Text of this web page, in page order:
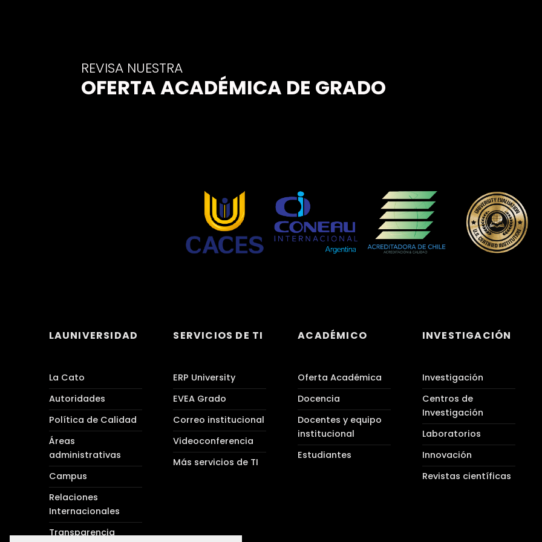
REVISA NUESTRA
OFERTA ACADÉMICA DE GRADO
LAUNIVERSIDAD
La Cato
Autoridades
Política de Calidad
Áreas
administrativas
Campus
Relaciones
Internacionales
Transparencia
SERVICIOS DE TI
ERP University
EVEA Grado
Correo institucional
Videoconferencia
Más servicios de TI
ACADÉMICO
Oferta Académica
Docencia
Docentes y equipo
institucional
Estudiantes
INVESTIGACIÓN
Investigación
Centros de
Investigación
Laboratorios
Innovación
Revistas científicas